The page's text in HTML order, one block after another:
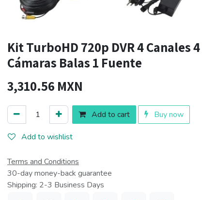
Kit TurboHD 720p DVR 4 Canales 4
Cámaras Balas 1 Fuente
3,310.56 MXN
Add to cart Buy now
Add to wishlist
Terms and Conditions
30-day money-back guarantee
Shipping: 2-3 Business Days